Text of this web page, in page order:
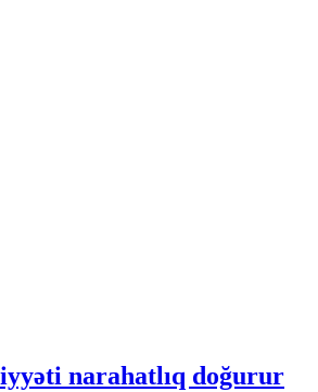
narahatlıq doğurur